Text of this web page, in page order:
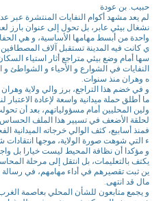
حبيب. بن عودة
لم يعد مشهد أكوام النفايات المنتشرة عبر
نشغال بيئي عابر، بل تحول إلى عنوان بارز
واحدة من أبسط مهامها الأساسية، و هي
ي كانت فيه المدينة تستقبل آلاف
سها أمام وضع بيئي متراجع أثار استياء
النفايات في الشوارع و الأحياء و الشواطئ
ه وهران منذ سنوات.
و في خضم هذا التراجع، برز والي ولاية
ما أطلق حملة ميدانية واسعة لإعادة الاعتبار
ولين المحليين أمام مسؤولياتهم، بعد أن
لحلقة الأضعف في تسيير هذا الملف الحساس.
فمنذ أسابيع، كثف الوالي خرجاته الميدانية
ء التي شوهت صورة الولاية، موجها
و مؤكدا أن نظافة المحيط ليست خيارا بل
يكتف بالتعليمات، بل انتقل إلى مرحلة
ين ثبت تقصيرهم في أداء مهامهم، في رسالة
مال قد انتهى.
و يجمع متابعون للشأن المحلي بعاصمة